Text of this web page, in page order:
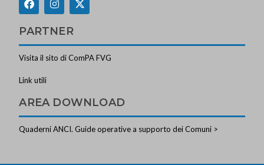
PARTNER
Visita il sito di ComPA FVG
Link utili
AREA DOWNLOAD
Quaderni ANCI. Guide operative a supporto dei Comuni >